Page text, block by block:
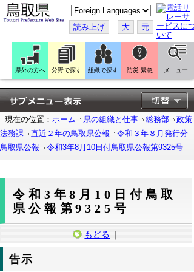
こ
の
ペ
ー
ジ
翻
訳
す
る
読み上げ 大 元
県外の方へ 分野で探す 組織で探す 防災 緊急 メニュー
現在の位置： ホーム 県の組織と仕事 総務部
政策
法務課
直近２年の鳥取県公報
令和３年８月発行分
鳥取県公報
令和3年8月10日付鳥取県公報第9325号
令和3年8月10日付鳥取
県公報第9325号
もどる ｜
告示